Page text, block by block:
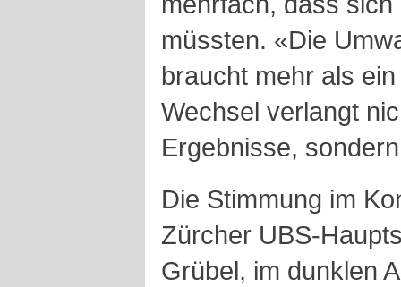
müssten. «Die
braucht mehr als
Wechsel verlangt
Ergebnisse,
Die Stimmung im
Zürcher UBS-
Grübel, im dunklen